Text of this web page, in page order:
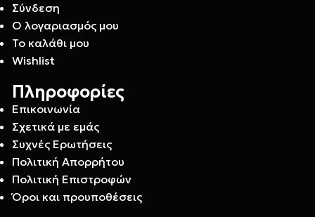
Σύνδεση
Ο λογαριασμός μου
Το καλάθι μου
Wishlist
Πληροφορίες
Επικοινωνία
Σχετικά με εμάς
Συχνές Ερωτήσεις
Πολιτική Απορρήτου
Πολιτική Επιστροφών
Όροι και προυποθέσεις